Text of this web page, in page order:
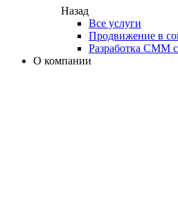
Назад
Все услуги
Продвижение в
Разработка СММ
О компании